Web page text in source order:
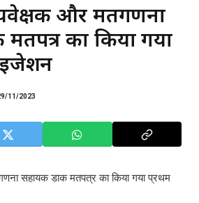
और मतगणना
का किया गया
11/2023
सहायक डाक मतपत्र का किया गया प्रथम